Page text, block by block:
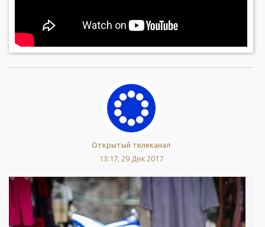
Открытый телеканал
13:17, 29 Дек 2017